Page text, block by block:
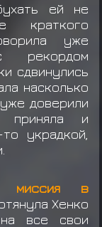
ей не
краткого
уже
рекордом
сдвинулись
насколько
доверили
приняла и
украдкой,
миссия в
Хенко
все свои